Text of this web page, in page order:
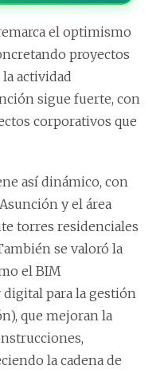
el optimismo
proyectos
actividad
sigue fuerte, con
corporativos que
así dinámico, con
y el área
torres residenciales
se valoró la
el BIM
para la gestión
que mejoran la
la cadena de